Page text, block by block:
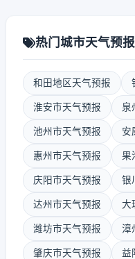
热门城市天气预报
和田地区天气预报
淮安市天气预报 泉
池州市天气预报 安
惠州市天气预报 果
庆阳市天气预报 银
达州市天气预报 大
潍坊市天气预报 漳
肇庆市天气预报 益